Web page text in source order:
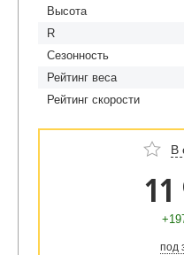
Высота
R
Сезонность
Рейтинг веса
Рейтинг скорости
В
11
под